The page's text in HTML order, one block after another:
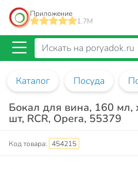
Приложение
1.7M
Каталог Посуда
Бокал для вина, 160 мл,
шт, RCR, Opera, 55379
Код товара: 454215